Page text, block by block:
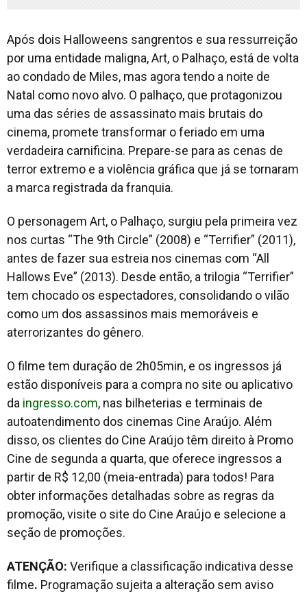
Após dois Halloweens sangrentos e sua ressurreição
por uma entidade maligna, Art, o Palhaço, está de volta
ao condado de Miles, mas agora tendo a noite de
Natal como novo alvo. O palhaço, que protagonizou
uma das séries de assassinato mais brutais do
cinema, promete transformar o feriado em uma
verdadeira carnificina. Prepare-se para as cenas de
terror extremo e a violência gráfica que já se tornaram
a marca registrada da franquia.
O personagem Art, o Palhaço, surgiu pela primeira vez
nos curtas “The 9th Circle” (2008) e “Terrifier” (2011),
antes de fazer sua estreia nos cinemas com “All
Hallows Eve” (2013). Desde então, a trilogia “Terrifier”
tem chocado os espectadores, consolidando o vilão
como um dos assassinos mais memoráveis e
aterrorizantes do gênero.
O filme tem duração de 2h05min, e os ingressos já
estão disponíveis para a compra no site ou aplicativo
da ingresso.com, nas bilheterias e terminais de
autoatendimento dos cinemas Cine Araújo. Além
disso, os clientes do Cine Araújo têm direito à Promo
Cine de segunda a quarta, que oferece ingressos a
partir de R$ 12,00 (meia-entrada) para todos! Para
obter informações detalhadas sobre as regras da
promoção, visite o site do Cine Araújo e selecione a
seção de promoções.
ATENÇÃO: Verifique a classificação indicativa desse
filme. Programação sujeita a alteração sem aviso